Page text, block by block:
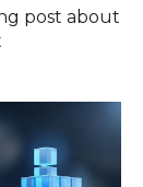
post about